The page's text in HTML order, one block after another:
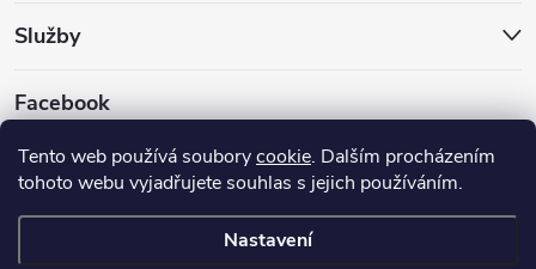
Tento web používá souborycookie. Dalším procházením
tohoto webu vyjadřujete souhlas s jejich používáním.
Nastavení
Služby
Facebook